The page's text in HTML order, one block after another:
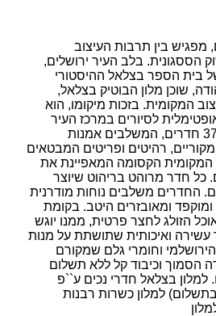
מפגיש בין תרבות העיצוב
הססגונית. בלב העיר ירושלים,
בית הספר בצלאל ההיסטורי
שוכן מלון הבוטיק בצלאל,
המקומית. בזכות מיקומו, הוא
לסיורים במרכז העיר
ובשוק הסמוך. במלון 37 חדרים, המשלבים אמנות
רהיטים ופריטים המבטאים
המקומית הקסומה המאפיינת את
כל חדר מרוהט בריהוט שיוצר
החדרים משלבים נוחות מודרנית
ומאובזרים היטב. בקומת
הזולג לחצר פרטית, ממנו יוגש
עשירה ואיכותית שתושתת על מנות
וחומרי גלם שמקורם
הסמוך וכיבוד קל ללא תשלום
בצלאל חדרי נכים ע``פ
למלון כשרות רבנות